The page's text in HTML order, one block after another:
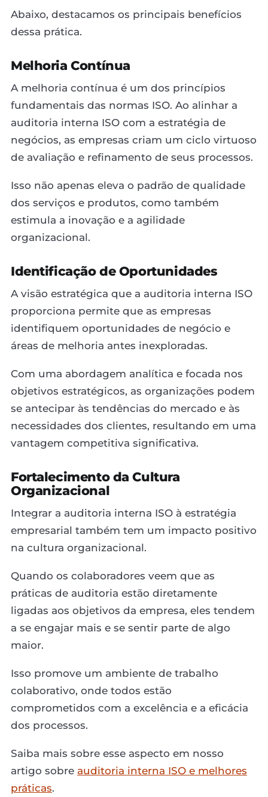
Abaixo, destacamos os principais benefícios
dessa prática.
Melhoria Contínua
A melhoria contínua é um dos princípios
fundamentais das normas ISO. Ao alinhar a
auditoria interna ISO com a estratégia de
negócios, as empresas criam um ciclo virtuoso
de avaliação e refinamento de seus processos.
Isso não apenas eleva o padrão de qualidade
dos serviços e produtos, como também
estimula a inovação e a agilidade
organizacional.
Identificação de Oportunidades
A visão estratégica que a auditoria interna ISO
proporciona permite que as empresas
identifiquem oportunidades de negócio e
áreas de melhoria antes inexploradas.
Com uma abordagem analítica e focada nos
objetivos estratégicos, as organizações podem
se antecipar às tendências do mercado e às
necessidades dos clientes, resultando em uma
vantagem competitiva significativa.
Fortalecimento da Cultura
Organizacional
Integrar a auditoria interna ISO à estratégia
empresarial também tem um impacto positivo
na cultura organizacional.
Quando os colaboradores veem que as
práticas de auditoria estão diretamente
ligadas aos objetivos da empresa, eles tendem
a se engajar mais e se sentir parte de algo
maior.
Isso promove um ambiente de trabalho
colaborativo, onde todos estão
comprometidos com a excelência e a eficácia
dos processos.
Saiba mais sobre esse aspecto em nosso
artigo sobre auditoria interna ISO e melhores
práticas.